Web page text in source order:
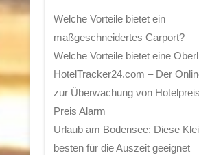
Welche Vorteile bietet ein
maßgeschneidertes Carport?
Welche Vorteile bietet eine
HotelTracker24.com – Der
zur Überwachung von
Preis Alarm
Urlaub am Bodensee: Diese
besten für die Auszeit geeignet